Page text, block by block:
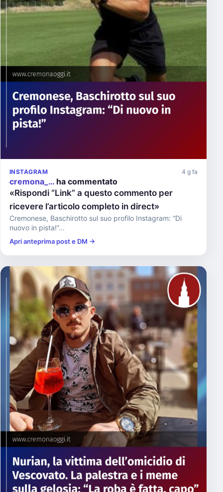
INSTAGRAM 4 g fa
cremona_… ha commentato
«Rispondi “Link” a questo commento per
ricevere l’articolo completo in direct»
Cremonese, Baschirotto sul suo profilo Instagram: “Di
nuovo in pista!”...
Apri anteprima post e DM →